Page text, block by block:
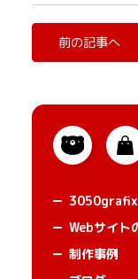
前の記事へ
3050grafix
Webサイト
制作事例